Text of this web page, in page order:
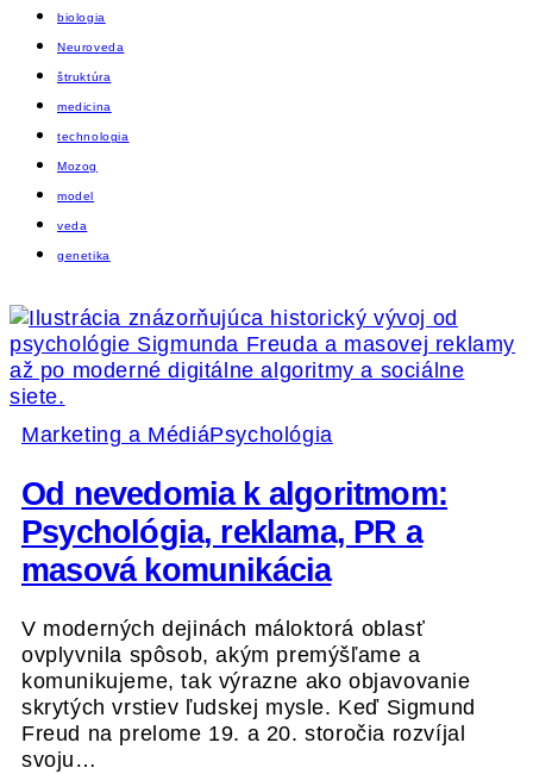
biologia
Neuroveda
štruktúra
medicina
technologia
Mozog
model
veda
genetika
Marketing a MédiáPsychológia
Od nevedomia k algoritmom:
Psychológia, reklama, PR a
masová komunikácia
V moderných dejinách máloktorá oblasť
ovplyvnila spôsob, akým premýšľame a
komunikujeme, tak výrazne ako objavovanie
skrytých vrstiev ľudskej mysle. Keď Sigmund
Freud na prelome 19. a 20. storočia rozvíjal
svoju…